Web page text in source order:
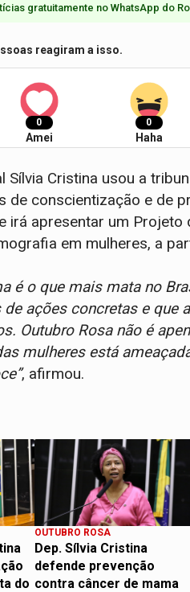
gratuitamente no WhatsApp do
reagiram a isso.
0
Amei
0
Haha
Sílvia Cristina usou a
de conscientização e de
irá apresentar um
em mulheres, a
é o que mais mata no
ações concretas e que
Outubro Rosa não é
mulheres está
, afirmou.
do
OUTUBRO ROSA
Dep. Sílvia Cristina
defende prevenção
contra câncer de mama